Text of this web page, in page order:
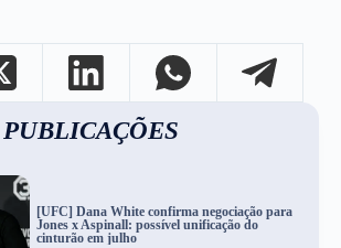
[UFC] Dana White confirma negociação para
Jones x Aspinall: possível unificação do
cinturão em julho